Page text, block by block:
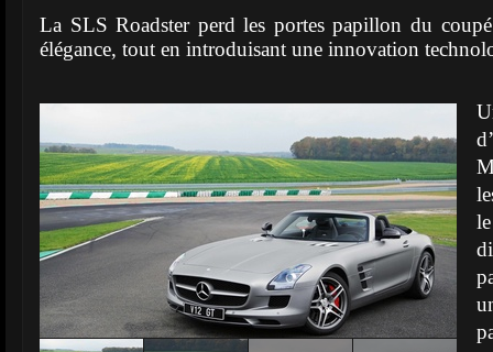
La SLS Roadster perd les portes papillon du
élégance, tout en introduisant une innovation